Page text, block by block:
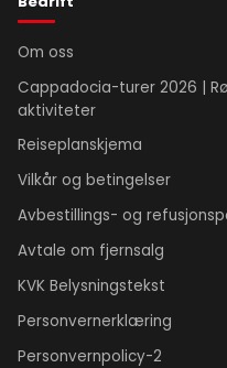
Om oss
Cappadocia-turer 2026 |
aktiviteter
Reiseplanskjema
Vilkår og betingelser
Avbestillings- og
Avtale om fjernsalg
KVK Belysningstekst
Personvernerklæring
Personvernpolicy-2